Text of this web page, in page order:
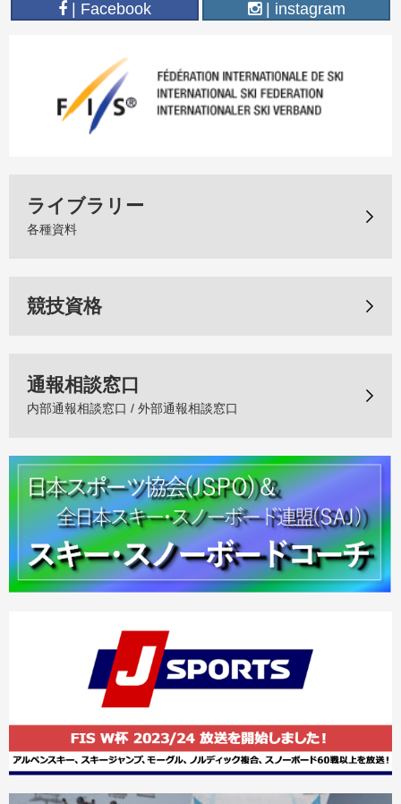
| Facebook | instagram
ライブラリー
各種資料
競技資格
通報相談窓口
内部通報相談窓口 / 外部通報相談窓口